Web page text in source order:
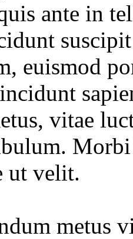
ante in
euismod
vitae
ut velit.
metus